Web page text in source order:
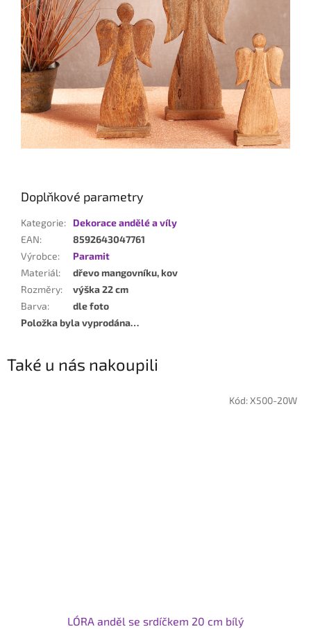
Doplňkové parametry
Kategorie:
Dekorace andělé a víly
EAN:
8592643047761
Výrobce:
Paramit
Materiál:
dřevo mangovníku, kov
Rozměry:
výška 22 cm
Barva:
dle foto
Položka byla vyprodána…
Také u nás nakoupili
LÓRA anděl se srdíčkem 20 cm bílý
Kód:X500-20W